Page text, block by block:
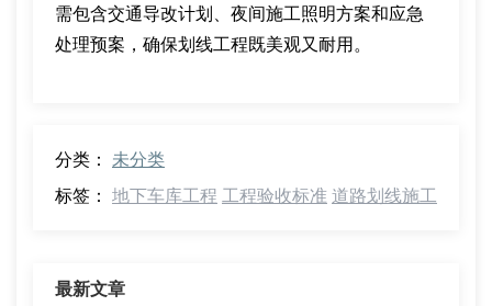
需包含交通导改计划、夜间施工照明方案和应急
处理预案，确保划线工程既美观又耐用。
分类： 未分类
标签： 地下车库工程 工程验收标准道路划线施工
最新文章